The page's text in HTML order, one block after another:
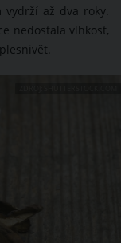
vydrží až dva roky.
nedostala vlhkost,